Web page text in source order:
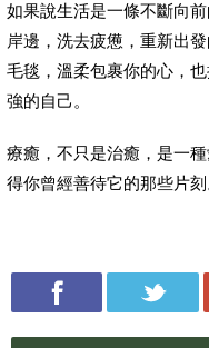
如果說生活是一條不斷向
岸邊，洗去疲憊，重新出
毛毯，溫柔包裹你的心，
強的自己。
療癒，不只是治癒，是一
得你曾經善待它的那些片刻